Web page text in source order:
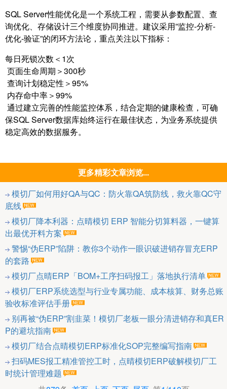
SQL Server性能优化是一个系统工程，需要从参数配置、查
询优化、存储设计三个维度协同推进。建议采用”监控-分析-
优化-验证”的闭环方法论，重点关注以下指标：
每日死锁次数＜1次
页面生命周期＞300秒
查询计划稳定性＞95%
内存命中率＞99%
通过建立完善的性能监控体系，结合定期的健康检查，可确
保SQL Server数据库始终运行在最佳状态，为业务系统提供
稳定高效的数据服务。
更多精彩文章浏览...
模切厂如何用好QA与QC：防火靠QA筑防线，救火靠QC守
底线
模切厂降本利器：点晴模切 ERP 智能分切算料器，一键算
出最优开料方案
警惕“伪ERP”陷阱：教你3个动作一眼识破进销存冒充ERP
的套路
模切厂点晴ERP「BOM+工序扫码报工」落地执行清单
模切厂ERP系统选型与行业专属功能、成本核算、财务总账
验收标准评估手册
别再被“伪ERP”割韭菜！模切厂老板一眼分清进销存和真ER
P的避坑指南
模切厂结合点晴模切ERP标准化SOP完整编写指南
扫码MES报工精准管控工时，点晴模切ERP破解模切厂工
时统计管理难题